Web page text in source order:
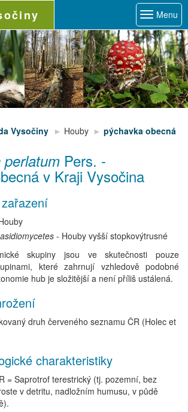
Menu
Vysočiny Houby pýchavka obecná
perlatum Pers. -
v Kraji Vysočina
- Houby vyšší stopkovýtrusné
skupiny jsou ve skutečnosti pouze
které zahrnují vzhledově podobné
hub je složitější a není příliš ustálená.
druh červeného seznamu ČR (Holec et
charakteristiky
= Saprotrof terestrický (tj. pozemní, bez
v detritu, nadložním humusu, v půdě